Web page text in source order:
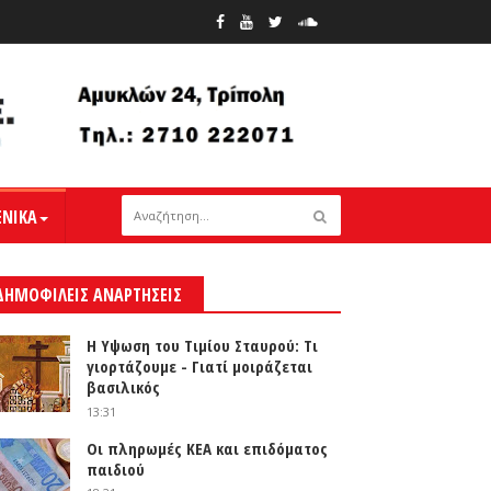
ΑΝΑΡΤΗΣΕΙΣ
Η Υψωση του Τιμίου Σταυρού: Τι
γιορτάζουμε - Γιατί μοιράζεται
βασιλικός
13:31
Οι πληρωμές ΚΕΑ και επιδόματος
παιδιού